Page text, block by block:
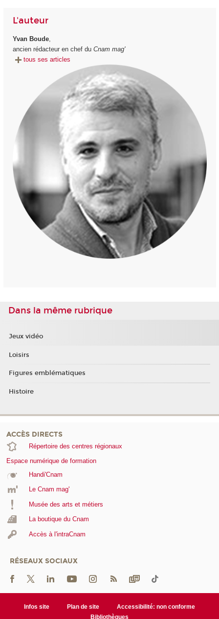
L'auteur
Yvan Boude,
ancien rédacteur en chef du Cnam mag'
tous ses articles
Dans la même rubrique
Jeux vidéo
Loisirs
Figures emblématiques
Histoire
ACCÈS DIRECTS
Répertoire des centres régionaux
Espace numérique de formation
Handi'Cnam
Le Cnam mag'
Musée des arts et métiers
La boutique du Cnam
Accès à l'intraCnam
RÉSEAUX SOCIAUX
Infos site Plan de site
Accessibilité: non conforme
Bibliothèques